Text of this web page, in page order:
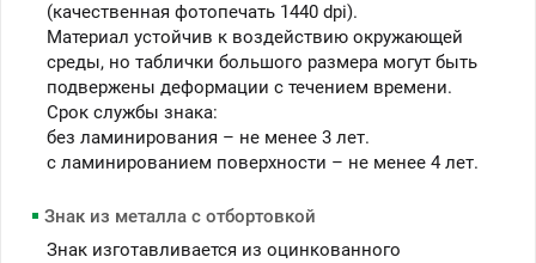
(качественная фотопечать 1440 dpi).
Материал устойчив к воздействию окружающей
среды, но таблички большого размера могут быть
подвержены деформации с течением времени.
Срок службы знака:
без ламинирования – не менее 3 лет.
c ламинированием поверхности – не менее 4 лет.
Знак из металла с отбортовкой
Знак изготавливается из оцинкованного